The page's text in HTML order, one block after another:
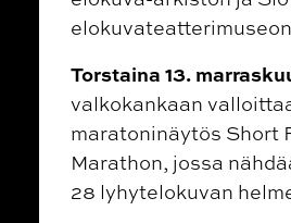
Torstaina 13.
valkokankaan
maratoninäytös Short
Marathon, jossa
28 lyhytelokuvan